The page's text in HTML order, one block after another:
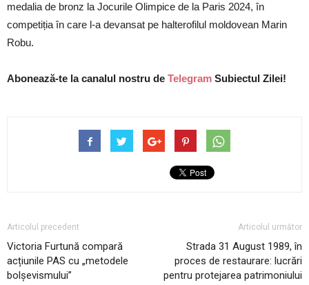
medalia de bronz la Jocurile Olimpice de la Paris 2024, în
competiția în care l-a devansat pe halterofilul moldovean Marin
Robu.
Abonează-te la canalul nostru de Telegram Subiectul Zilei!
Articolul precedent
Victoria Furtună compară
acțiunile PAS cu „metodele
bolșevismului”
Articolul următor
Strada 31 August 1989, în
proces de restaurare: lucrări
pentru protejarea patrimoniului